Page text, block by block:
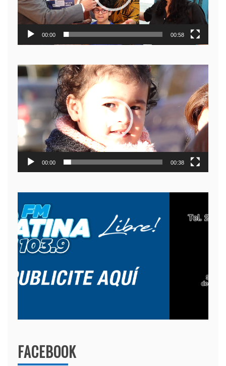
00:00 00:58
Reproductor
de
video
00:00 00:38
FACEBOOK